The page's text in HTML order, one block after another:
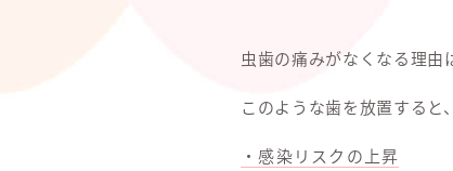
虫歯の痛みがなくなる理由
このような歯を放置すると
・感染リスクの上昇